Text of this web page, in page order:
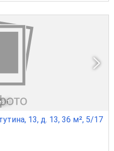
1
13, д. 13, 36 м², 5/17